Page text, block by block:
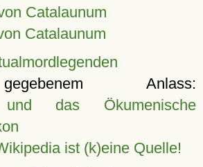
Catalaunum
Catalaunum
Anlass:
und das Ökumenische
ist (k)eine Quelle!